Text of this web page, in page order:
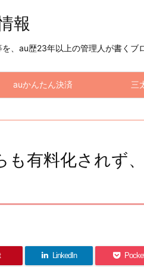
報
、au歴23年以上の管理人が書くブ
auかんたん決済 三
有料化されず
LinkedIn